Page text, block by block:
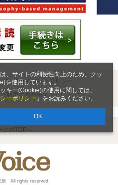
、サイトの利便性向上のため、クッ
を使用しています。
キー(Cookie)の使用に関しては、
ーポリシー 」をお読みください。
OK
プライバシーポリシー
利用にあたって
ジのTOPへ
所 All rights reserved.